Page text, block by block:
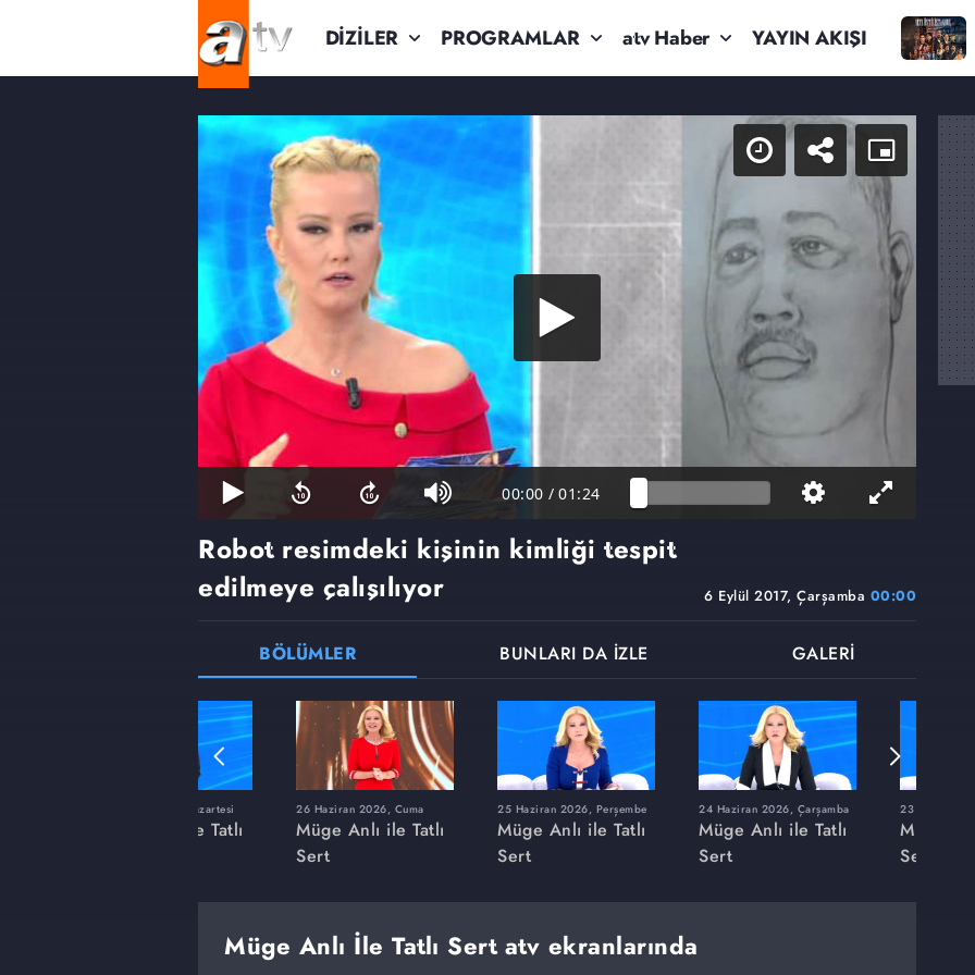
DİZİLER PROGRAMLAR atv Haber YAYIN AKIŞI
00:00 / 01:24
6 Eylül 2017, Çarşamba 00:00
Robot resimdeki kişinin kimliği tespit
edilmeye çalışılıyor
BÖLÜMLER BUNLARI DA İZLE GALERİ
8 Haziran 2026, Pazartesi
Müge Anlı ile Tatlı
26 Haziran 2026, Cuma
Müge Anlı ile Tatlı
Sert
25 Haziran 2026, Perşembe
Müge Anlı ile Tatlı
Sert
24 Haziran 2026, Çarşamba
Müge Anlı ile Tatlı
Sert
23 Haziran
Müge
Sert
Müge Anlı İle Tatlı Sert atv ekranlarında